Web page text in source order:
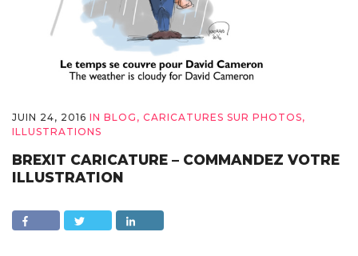
JUIN 24, 2016 IN BLOG , CARICATURES SUR PHOTOS,
ILLUSTRATIONS
BREXIT CARICATURE – COMMANDEZ VOTRE
ILLUSTRATION